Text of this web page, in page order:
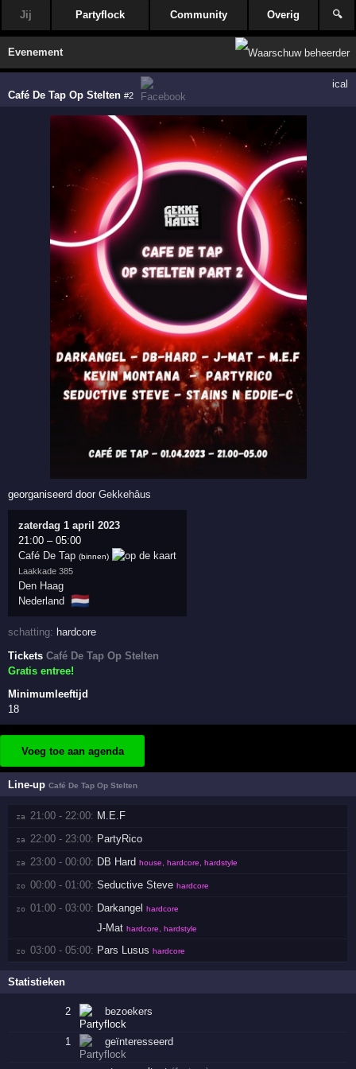
Jij Partyflock Community Overig 🔍
Evenement
Café De Tap Op Stelten #2
ical
georganiseerd doorGekkehâus
zaterdag 1 april 2023
21:00 –05:00
Café De Tap (binnen)
Laakkade 385
Den Haag
Nederland
🇳🇱
schatting: hardcore
TicketsCafé De Tap Op Stelten
Gratis entree!
Minimumleeftijd
18
Voeg toe aan agenda
Line-upCafé De Tap Op Stelten
za 21:00 - 22:00: M.E.F
za 22:00 - 23:00: PartyRico
za 23:00 - 00:00: DB Hard house, hardcore, hardstyle
zo 00:00 - 01:00: Seductive Steve hardcore
zo 01:00 - 03:00: Darkangel hardcore
J-Mat hardcore, hardstyle
zo 03:00 - 05:00: Pars Lusus hardcore
Statistieken
2 bezoekers
1 geïnteresseerd